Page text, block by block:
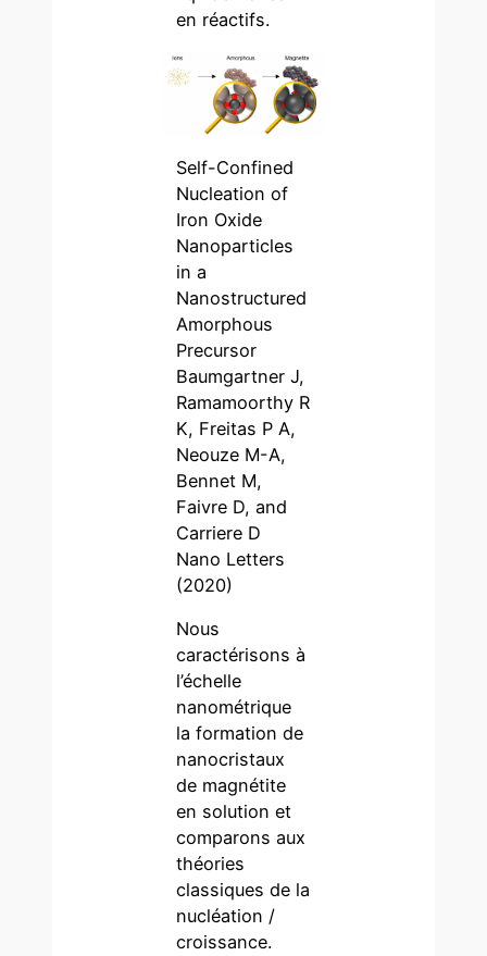
en réactifs.
Self-Confined
Nucleation of
Iron Oxide
Nanoparticles
in a
Nanostructured
Amorphous
Precursor
Baumgartner J,
Ramamoorthy R
K, Freitas P A,
Neouze M-A,
Bennet M,
Faivre D, and
Carriere D
Nano Letters
(2020)
Nous
caractérisons à
l’échelle
nanométrique
la formation de
nanocristaux
de magnétite
en solution et
comparons aux
théories
classiques de la
nucléation /
croissance.